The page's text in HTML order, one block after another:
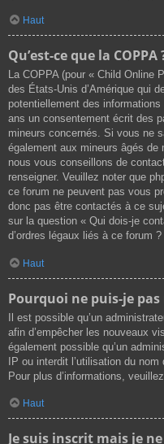
Haut
Qu’est-ce que la COPPA
La COPPA (pour « Child Online
des États-Unis d’Amérique qui
potentiellement des
ans un consentement écrit des
mineurs concernés. Si vous ne
également aux mineurs âgés
nous vous conseillons de
renseigner. Veuillez noter que
ce forum ne peuvent pas vous
donc pas être contactés à ce
sur la question « Qui dois-je
d’ordres légaux liés à ce forum ?
Haut
Pourquoi ne puis-je pas
Il est possible qu’un
afin d’empêcher les nouveaux
également possible qu’un
IP ou interdit l’utilisation du
Pour plus d’informations,
Haut
Je suis inscrit mais je